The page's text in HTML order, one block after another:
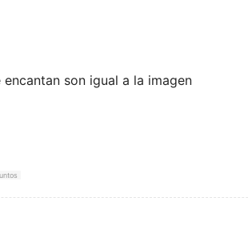
son igual a la imagen